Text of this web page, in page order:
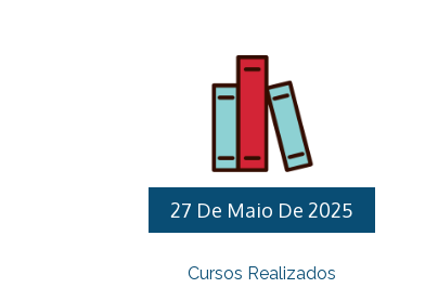
27 De Maio De 2025
Cursos Realizados